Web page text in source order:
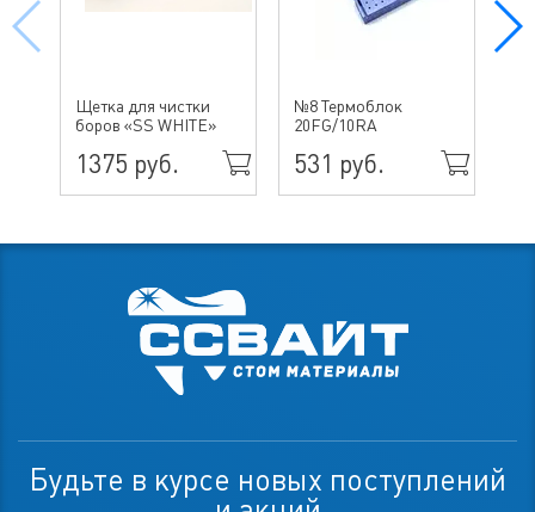
Щетка для чистки
боров «SS WHITE»
1375 руб.
№8 Термоблок
20FG/10RA
531 руб.
Будьте в курсе новых поступлений